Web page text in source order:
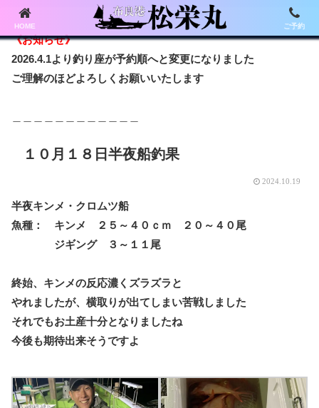
《お知らせ》
2026.4.1より釣り座が予約順へと変更になりました
ご理解のほどよろしくお願いいたします
１０月１８日半夜船釣果
2024.10.19
半夜キンメ・クロムツ船
魚種： キンメ ２５～４０ｃｍ ２０～４０尾
ジギング ３～１１尾
終始、キンメの反応濃くズラズラと
やれましたが、横取りが出てしまい苦戦しました
それでもお土産十分となりましたね
今後も期待出来そうですよ
HOME ご予約